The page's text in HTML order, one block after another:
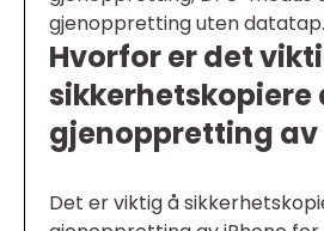
gjenoppretting uten datatap.
Hvorfor er det
gjenoppretting av
Det er viktig å